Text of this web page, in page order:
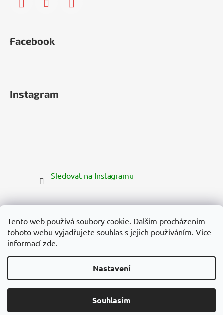
Tento web používá soubory cookie. Dalším procházením
tohoto webu vyjadřujete souhlas s jejich používáním. Více
informací zde.
Nastavení
Souhlasím
Facebook
Instagram
Sledovat na Instagramu
Vytvořil Shoptet Premium
Copyright 2026Zelená Země. Všechna práva vyhrazena.
Upravit nastavení cookies